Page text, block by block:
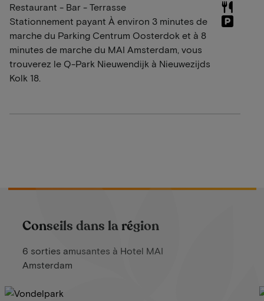
Restaurant - Bar - Terrasse
Stationnement payant À environ 3 minutes de
marche du Parking Centrum Oosterdok et à 8
minutes de marche du MAI Amsterdam, vous
trouverez le Q-Park Nieuwendijk à Nieuwezijds
Kolk 18.
Conseils dans la région
6 sorties amusantes à Hotel MAI
Amsterdam